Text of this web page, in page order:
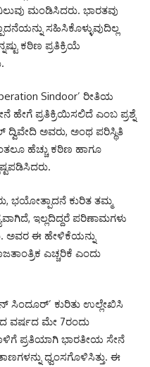
ಮಂಡಿಸಿದರು. ಭಾರತವು
ಸಹಿಸಿಕೊಳ್ಳುವುದಿಲ್ಲ
ಕಠಿಣ ಪ್ರತಿಕ್ರಿಯೆ
Sindoor’ ರೀತಿಯ
ಹೇಗೆ ಪ್ರತಿಕ್ರಿಯಿಸಲಿದೆ ಎಂಬ ಪ್ರಶ್ನೆ
ಅವರು, ಅಂಥ ಪರಿಸ್ಥಿತಿ
ಹೆಚ್ಚು ಕಠಿಣ ಹಾಗೂ
ಭಯೋತ್ಪಾದನೆ ಕುರಿತ ತಮ್ಮ
ಇಲ್ಲದಿದ್ದರೆ ಪರಿಣಾಮಗಳು
ಅವರ ಈ ಹೇಳಿಕೆಯನ್ನು
ಎಚ್ಚರಿಕೆ ಎಂದು
ಸಿಂದೂರ್’ ಕುರಿತು ಉಲ್ಲೇಖಿಸಿ
ವರ್ಷದ ಮೇ 7ರಂದು
ಪ್ರತಿಯಾಗಿ ಭಾರತೀಯ ಸೇನೆ
ಧ್ವಂಸಗೊಳಿಸಿತ್ತು. ಈ